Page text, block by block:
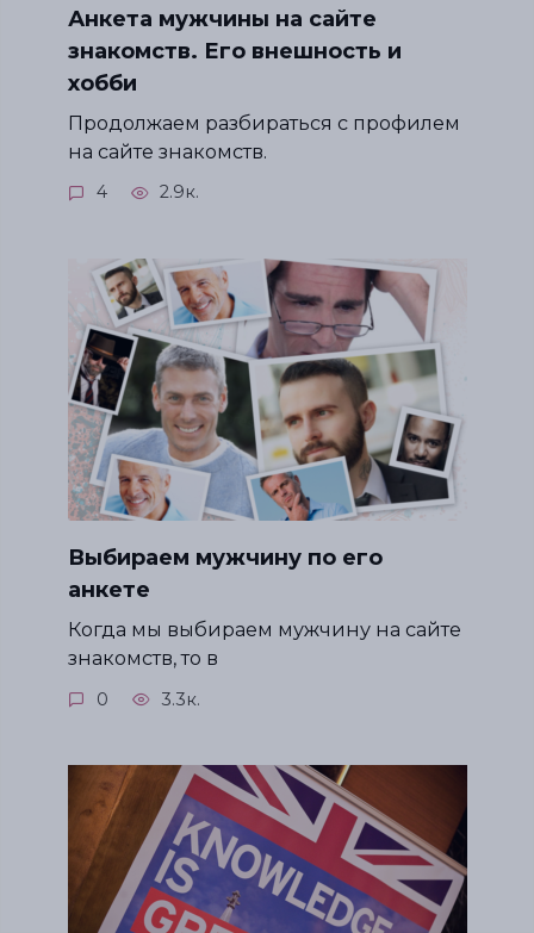
Анкета мужчины на сайте
знакомств. Его внешность и
хобби
Продолжаем разбираться с профилем
на сайте знакомств.
4 2.9к.
Выбираем мужчину по его
анкете
Когда мы выбираем мужчину на сайте
знакомств, то в
0 3.3к.